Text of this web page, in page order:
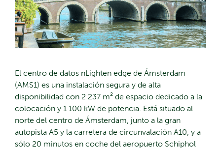
El centro de datos nLighten edge de Ámsterdam
(AMS1) es una instalación segura y de alta
disponibilidad con 2 237 m² de espacio dedicado a la
colocación y 1 100 kW de potencia. Está situado al
norte del centro de Ámsterdam, junto a la gran
autopista A5 y la carretera de circunvalación A10, y a
sólo 20 minutos en coche del aeropuerto Schiphol